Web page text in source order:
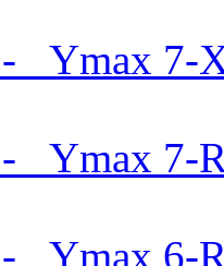
Ymax 7-
Ymax 7-
Ymax 6-